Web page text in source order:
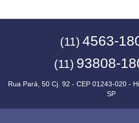
(11) 4563-
(11) 93808-
Rua Pará, 50 Cj. 92 - CEP 01243-020 -
SP